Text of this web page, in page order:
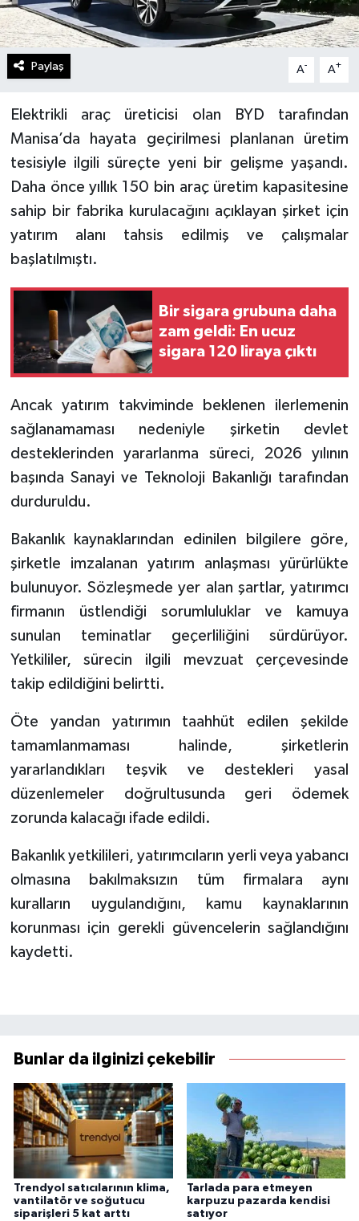
Paylaş A- A+
Elektrikli araç üreticisi olan BYD tarafından
Manisa’da hayata geçirilmesi planlanan üretim
tesisiyle ilgili süreçte yeni bir gelişme yaşandı.
Daha önce yıllık 150 bin araç üretim kapasitesine
sahip bir fabrika kurulacağını açıklayan şirket için
yatırım alanı tahsis edilmiş ve çalışmalar
başlatılmıştı.
Bir sigara grubuna daha
zam geldi: En ucuz
sigara 120 liraya çıktı
Ancak yatırım takviminde beklenen ilerlemenin
sağlanamaması nedeniyle şirketin devlet
desteklerinden yararlanma süreci, 2026 yılının
başında Sanayi ve Teknoloji Bakanlığı tarafından
durduruldu.
Bakanlık kaynaklarından edinilen bilgilere göre,
şirketle imzalanan yatırım anlaşması yürürlükte
bulunuyor. Sözleşmede yer alan şartlar, yatırımcı
firmanın üstlendiği sorumluluklar ve kamuya
sunulan teminatlar geçerliliğini sürdürüyor.
Yetkililer, sürecin ilgili mevzuat çerçevesinde
takip edildiğini belirtti.
Öte yandan yatırımın taahhüt edilen şekilde
tamamlanmaması halinde, şirketlerin
yararlandıkları teşvik ve destekleri yasal
düzenlemeler doğrultusunda geri ödemek
zorunda kalacağı ifade edildi.
Bakanlık yetkilileri, yatırımcıların yerli veya yabancı
olmasına bakılmaksızın tüm firmalara aynı
kuralların uygulandığını, kamu kaynaklarının
korunması için gerekli güvencelerin sağlandığını
kaydetti.
Bunlar da ilginizi çekebilir
Trendyol satıcılarının klima,
vantilatör ve soğutucu
siparişleri 5 kat arttı
Tarlada para etmeyen
karpuzu pazarda kendisi
satıyor